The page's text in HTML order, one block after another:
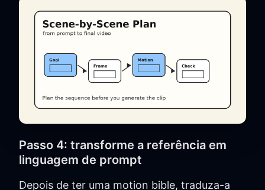
Passo 4: transforme a referência em
linguagem de prompt
Depois de ter uma motion bible, traduza-a